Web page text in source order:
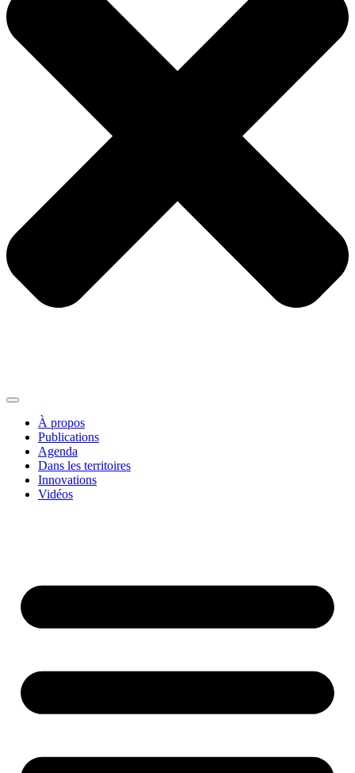
À propos
Publications
Agenda
Dans les territoires
Innovations
Vidéos